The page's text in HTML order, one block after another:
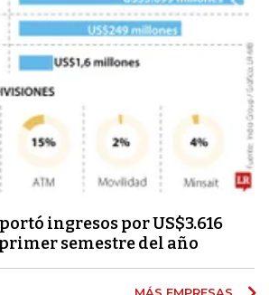
ingresos por US$3.616
semestre del año